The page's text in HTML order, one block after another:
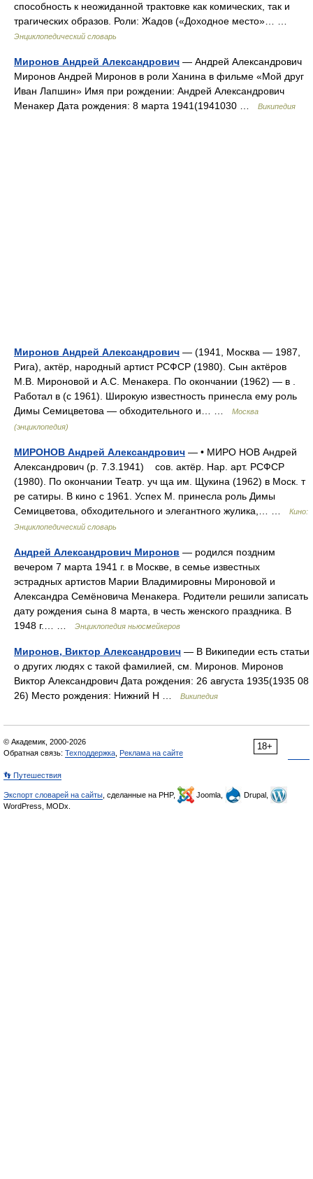
способность к неожиданной трактовке как комических, так и
трагических образов. Роли: Жадов («Доходное место»… …
Энциклопедический словарь
Миронов Андрей Александрович — Андрей Александрович
Миронов Андрей Миронов в роли Ханина в фильме «Мой друг
Иван Лапшин» Имя при рождении: Андрей Александрович
Менакер Дата рождения: 8 марта 1941(1941030 …
Википедия
Миронов Андрей Александрович — (1941, Москва — 1987,
Рига), актёр, народный артист РСФСР (1980). Сын актёров
М.В. Мироновой и А.С. Менакера. По окончании (1962) — в .
Работал в (с 1961). Широкую известность принесла ему роль
Димы Семицветова — обходительного и… …
Москва
(энциклопедия)
МИРОНОВ Андрей Александрович — • МИРО НОВ Андрей
Александрович (р. 7.3.1941) сов. актёр. Нар. арт. РСФСР
(1980). По окончании Театр. уч ща им. Щукина (1962) в Моск. т
ре сатиры. В кино с 1961. Успех М. принесла роль Димы
Семицветова, обходительного и элегантного жулика,… …
Кино:
Энциклопедический словарь
Андрей Александрович Миронов — родился поздним
вечером 7 марта 1941 г. в Москве, в семье известных
эстрадных артистов Марии Владимировны Мироновой и
Александра Семёновича Менакера. Родители решили записать
дату рождения сына 8 марта, в честь женского праздника. В
1948 г.… …
Энциклопедия ньюсмейкеров
Миронов, Виктор Александрович — В Википедии есть статьи
о других людях с такой фамилией, см. Миронов. Миронов
Виктор Александрович Дата рождения: 26 августа 1935(1935 08
26) Место рождения: Нижний Н …
Википедия
18+
© Академик, 2000-2026
Обратная связь: Техподдержка Реклама на сайте
👣 Путешествия
Экспорт словарей на сайты , сделанные на PHP, Joomla,
Drupal,
WordPress, MODx.